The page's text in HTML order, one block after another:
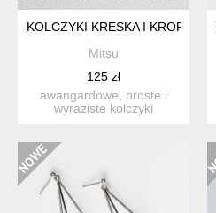
KOLCZYKI KRESKA I KROPKA
Mitsu
125 zł
awangardowe, proste i
wyraziste kolczyki